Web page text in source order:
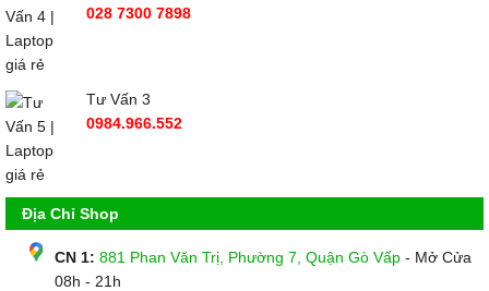
028 7300 7898
Tư Vấn 3
0984.966.552
Địa Chỉ Shop
CN 1: 881 Phan Văn Trị, Phường 7, Quận Gò Vấp - Mở Cửa
08h - 21h